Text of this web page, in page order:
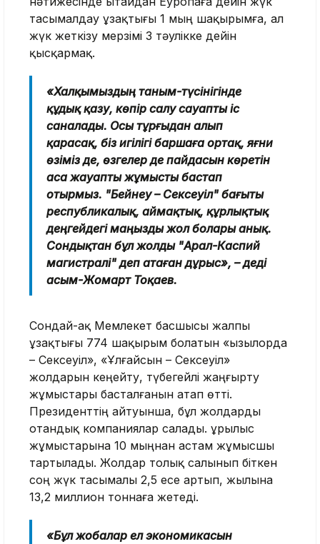
тасымалдау ұзақтығы 1 мың шақырымға, ал
жүк жеткізу мерзімі 3 тәулікке дейін
қысқармақ.
«Халқымыздың таным-түсінігінде
құдық қазу, көпір салу сауапты іс
саналады. Осы тұрғыдан алып
қарасақ, біз игілігі баршаға ортақ, яғни
өзіміз де, өзгелер де пайдасын көретін
аса жауапты жұмысты бастап
отырмыз. "Бейнеу – Сексеуіл" бағыты
республикалық, аймақтық, құрлықтық
деңгейдегі маңызды жол болары анық.
Сондықтан бұл жолды "Арал-Каспий
магистралі" деп атаған дұрыс», – деді
Қасым-Жомарт Тоқаев.
Сондай-ақ Мемлекет басшысы жалпы
ұзақтығы 774 шақырым болатын «Қызылорда
– Сексеуіл», «Ұлғайсын – Сексеуіл»
жолдарын кеңейту, түбегейлі жаңғырту
жұмыстары басталғанын атап өтті.
Президенттің айтуынша, бұл жолдарды
отандық компаниялар салады. Құрылыс
жұмыстарына 10 мыңнан астам жұмысшы
тартылады. Жолдар толық салынып біткен
соң жүк тасымалы 2,5 есе артып, жылына
13,2 миллион тоннаға жетеді.
«Бұл жобалар ел экономикасын